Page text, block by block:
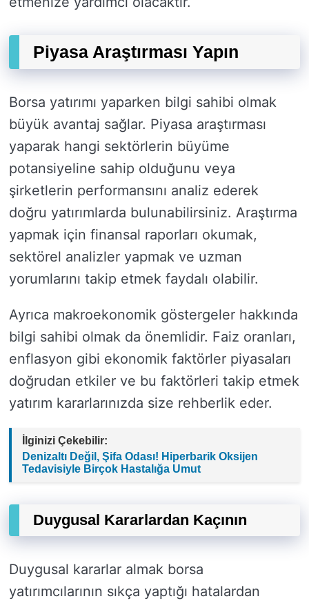
Piyasa Araştırması Yapın
Borsa yatırımı yaparken bilgi sahibi olmak
büyük avantaj sağlar. Piyasa araştırması
yaparak hangi sektörlerin büyüme
potansiyeline sahip olduğunu veya
şirketlerin performansını analiz ederek
doğru yatırımlarda bulunabilirsiniz. Araştırma
yapmak için finansal raporları okumak,
sektörel analizler yapmak ve uzman
yorumlarını takip etmek faydalı olabilir.
Ayrıca makroekonomik göstergeler hakkında
bilgi sahibi olmak da önemlidir. Faiz oranları,
enflasyon gibi ekonomik faktörler piyasaları
doğrudan etkiler ve bu faktörleri takip etmek
yatırım kararlarınızda size rehberlik eder.
İlginizi Çekebilir:
Denizaltı Değil, Şifa Odası! Hiperbarik Oksijen
Tedavisiyle Birçok Hastalığa Umut
Duygusal Kararlardan Kaçının
Duygusal kararlar almak borsa
yatırımcılarının sıkça yaptığı hatalardan